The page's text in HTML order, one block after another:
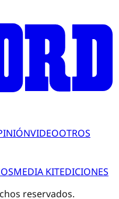
VIDEOOTROS
MEDIA KITEDICIONES
reservados.